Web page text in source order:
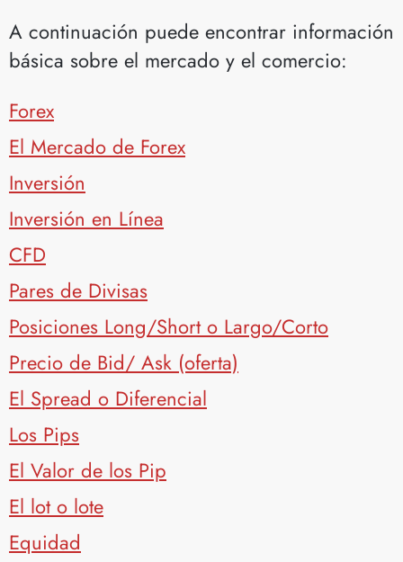
A continuación puede encontrar información
básica sobre el mercado y el comercio:
Forex
El Mercado de Forex
Inversión
Inversión en Línea
CFD
Pares de Divisas
Posiciones Long/Short o Largo/Corto
Precio de Bid/ Ask (oferta)
El Spread o Diferencial
Los Pips
El Valor de los Pip
El lot o lote
Equidad